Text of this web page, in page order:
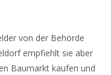
von der Behörde
empfiehlt sie aber
Baumarkt kaufen und